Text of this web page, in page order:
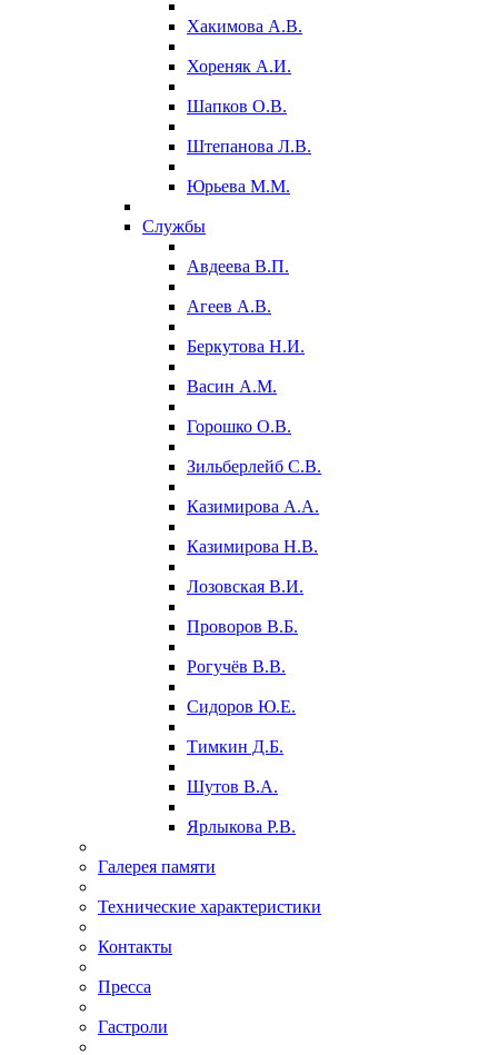
Хакимова А.В.
Хореняк А.И.
Шапков О.В.
Штепанова Л.В.
Юрьева М.М.
Службы
Авдеева В.П.
Агеев А.В.
Беркутова Н.И.
Васин А.М.
Горошко О.В.
Зильберлейб С.В.
Казимирова А.А.
Казимирова Н.В.
Лозовская В.И.
Проворов В.Б.
Рогучёв В.В.
Сидоров Ю.Е.
Тимкин Д.Б.
Шутов В.А.
Ярлыкова Р.В.
Галерея памяти
Технические характеристики
Контакты
Пресса
Гастроли